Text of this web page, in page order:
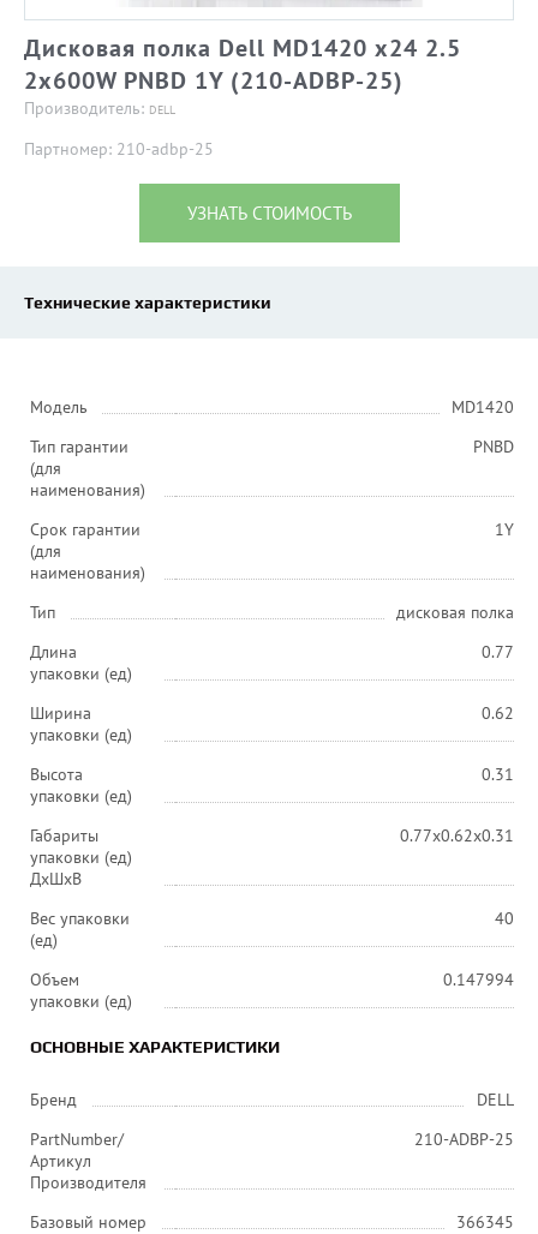
Дисковая полка Dell MD1420 x24 2.5
2x600W PNBD 1Y (210-ADBP-25)
Производитель: DELL
Партномер: 210-adbp-25
УЗНАТЬ СТОИМОСТЬ
Технические характеристики
Модель
MD1420
Тип гарантии
(для
наименования)
PNBD
Срок гарантии
(для
наименования)
1Y
Тип
дисковая полка
Длина
упаковки (ед)
0.77
Ширина
упаковки (ед)
0.62
Высота
упаковки (ед)
0.31
Габариты
упаковки (ед)
ДхШхВ
0.77x0.62x0.31
Вес упаковки
(ед)
40
Объем
упаковки (ед)
0.147994
ОСНОВНЫЕ ХАРАКТЕРИСТИКИ
Бренд
DELL
PartNumber/
Артикул
Производителя
210-ADBP-25
Базовый номер
366345